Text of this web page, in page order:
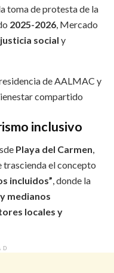
toma de protesta de la
2025-2026, Mercado
justicia social y
inclusivo
Playa del Carmen,
trascienda el concepto
incluidos”, donde la
medianos
locales y